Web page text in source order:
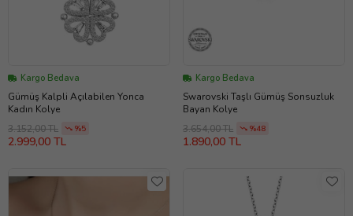
Kargo Bedava
Gümüş Kalpli Açılabilen Yonca
Kadın Kolye
3.152,00 TL
%5
2.999,00 TL
Kargo Bedava
Swarovski Taşlı Gümüş Sonsuzluk
Bayan Kolye
3.654,00 TL
%48
1.890,00 TL